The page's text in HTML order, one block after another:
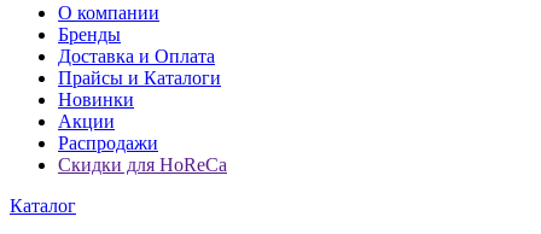
О компании
Бренды
Доставка и Оплата
Прайсы и Каталоги
Новинки
Акции
Распродажи
Скидки для HoReCa
Каталог